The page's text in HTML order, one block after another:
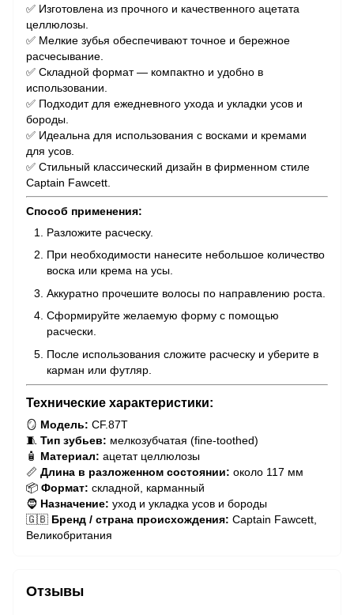
✅ Изготовлена из прочного и качественного ацетата
целлюлозы.
✅ Мелкие зубья обеспечивают точное и бережное
расчесывание.
✅ Складной формат — компактно и удобно в
использовании.
✅ Подходит для ежедневного ухода и укладки усов и
бороды.
✅ Идеальна для использования с восками и кремами
для усов.
✅ Стильный классический дизайн в фирменном стиле
Captain Fawcett.
Способ применения:
Разложите расческу.
При необходимости нанесите небольшое количество
воска или крема на усы.
Аккуратно прочешите волосы по направлению роста.
Сформируйте желаемую форму с помощью
расчески.
После использования сложите расческу и уберите в
карман или футляр.
Технические характеристики:
🪞 Модель: CF.87T
🧵 Тип зубьев: мелкозубчатая (fine-toothed)
🧴 Материал: ацетат целлюлозы
📏 Длина в разложенном состоянии: около 117 мм
📦 Формат: складной, карманный
🧔 Назначение: уход и укладка усов и бороды
🇬🇧 Бренд / страна происхождения: Captain Fawcett,
Великобритания
Отзывы